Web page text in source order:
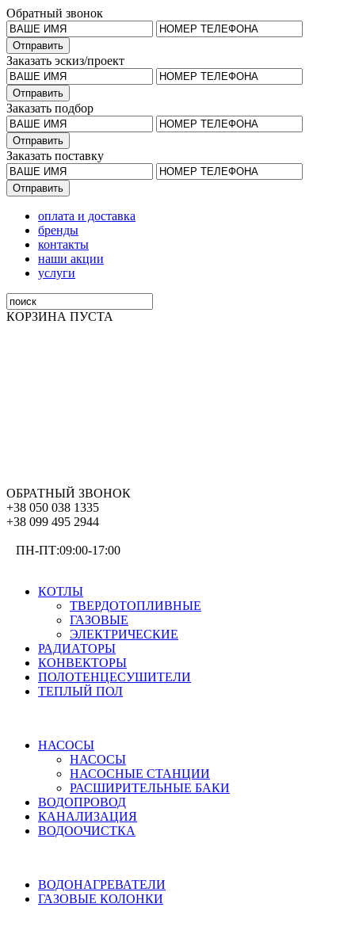
Обратный звонок
Заказать эскиз/проект
Заказать подбор
Заказать поставку
оплата и доставка
бренды
контакты
наши акции
услуги
КОРЗИНА ПУСТА
ОБРАТНЫЙ ЗВОНОК
+38 050 038 1335
+38 099 495 2944
ПН-ПТ:09:00-17:00
КОТЛЫ
ТВЕРДОТОПЛИВНЫЕ
ГАЗОВЫЕ
ЭЛЕКТРИЧЕСКИЕ
РАДИАТОРЫ
КОНВЕКТОРЫ
ПОЛОТЕНЦЕСУШИТЕЛИ
ТЕПЛЫЙ ПОЛ
НАСОСЫ
НАСОСЫ
НАСОСНЫЕ СТАНЦИИ
РАСШИРИТЕЛЬНЫЕ БАКИ
ВОДОПРОВОД
КАНАЛИЗАЦИЯ
ВОДООЧИСТКА
ВОДОНАГРЕВАТЕЛИ
ГАЗОВЫЕ КОЛОНКИ